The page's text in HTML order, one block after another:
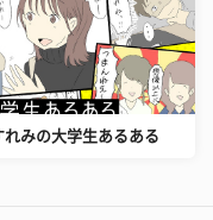
れみの大学生あるある